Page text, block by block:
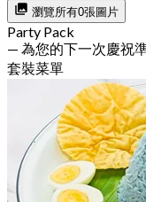
瀏覽所有0張圖片
Party Pack
— 為您的下一次慶祝
套裝菜單